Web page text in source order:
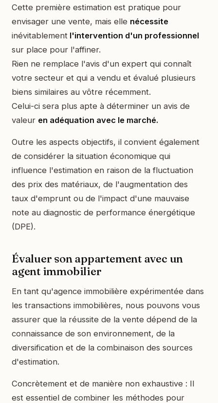
Cette première estimation est pratique pour
envisager une vente, mais elle nécessite
inévitablement l'intervention d'un professionnel
sur place pour l'affiner.
Rien ne remplace l'avis d'un expert qui connaît
votre secteur et qui a vendu et évalué plusieurs
biens similaires au vôtre récemment.
Celui-ci sera plus apte à déterminer un avis de
valeur en adéquation avec le marché.
Outre les aspects objectifs, il convient également
de considérer la situation économique qui
influence l'estimation en raison de la fluctuation
des prix des matériaux, de l'augmentation des
taux d'emprunt ou de l'impact d'une mauvaise
note au diagnostic de performance énergétique
(DPE).
Évaluer son appartement avec un
agent immobilier
En tant qu'agence immobilière expérimentée dans
les transactions immobilières, nous pouvons vous
assurer que la réussite de la vente dépend de la
connaissance de son environnement, de la
diversification et de la combinaison des sources
d'estimation.
Concrètement et de manière non exhaustive : Il
est essentiel de combiner les méthodes pour